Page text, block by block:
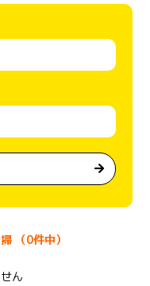
（0件中）
ん